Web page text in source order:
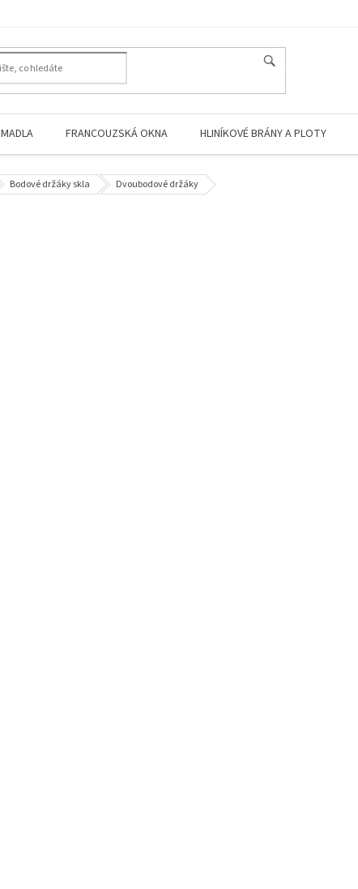
MADLA FRANCOUZSKÁ OKNA HLINÍKOVÉ BRÁNY A PLOTY
Bodové držáky skla Dvoubodové držáky